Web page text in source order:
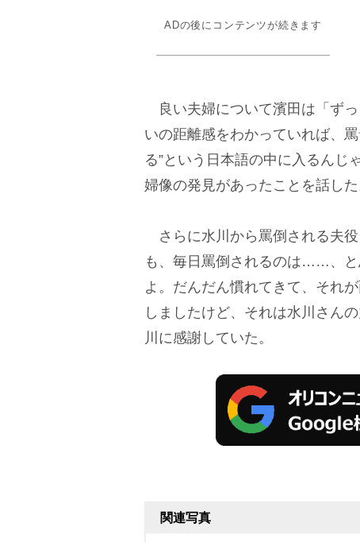
ADの後にコンテンツが続きます
良い夫婦について濱田は「ず
いの距離感をわかっていれば、
る”という日本語の中に入るんじ
婦像の発見があったことを話した
さらに水川から罵倒される夫
も、毎日罵倒されるのは……、と
よ。だんだん慣れてきて、それ
しましたけど、それは水川さん
川に感謝していた。
関連写真